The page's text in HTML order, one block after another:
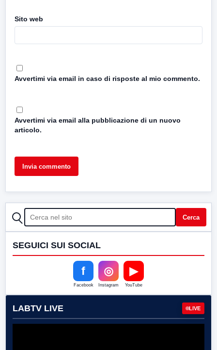
Sito web
Avvertimi via email in caso di risposte al mio commento.
Avvertimi via email alla pubblicazione di un nuovo
articolo.
CERCA Cerca
SEGUICI SUI SOCIAL
f
Facebook
◎
Instagram
▶
YouTube
LABTV LIVE LIVE